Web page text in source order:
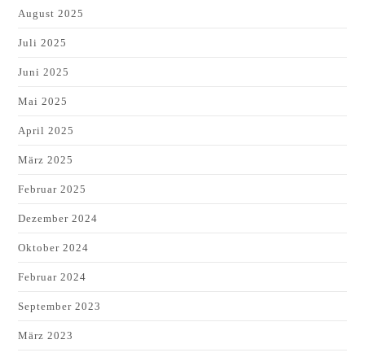
August 2025
Juli 2025
Juni 2025
Mai 2025
April 2025
März 2025
Februar 2025
Dezember 2024
Oktober 2024
Februar 2024
September 2023
März 2023